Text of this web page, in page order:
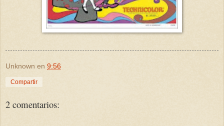
Unknown en 9:56
Compartir
2 comentarios: